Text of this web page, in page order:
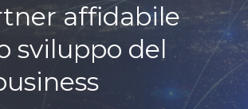
affidabile
sviluppo del